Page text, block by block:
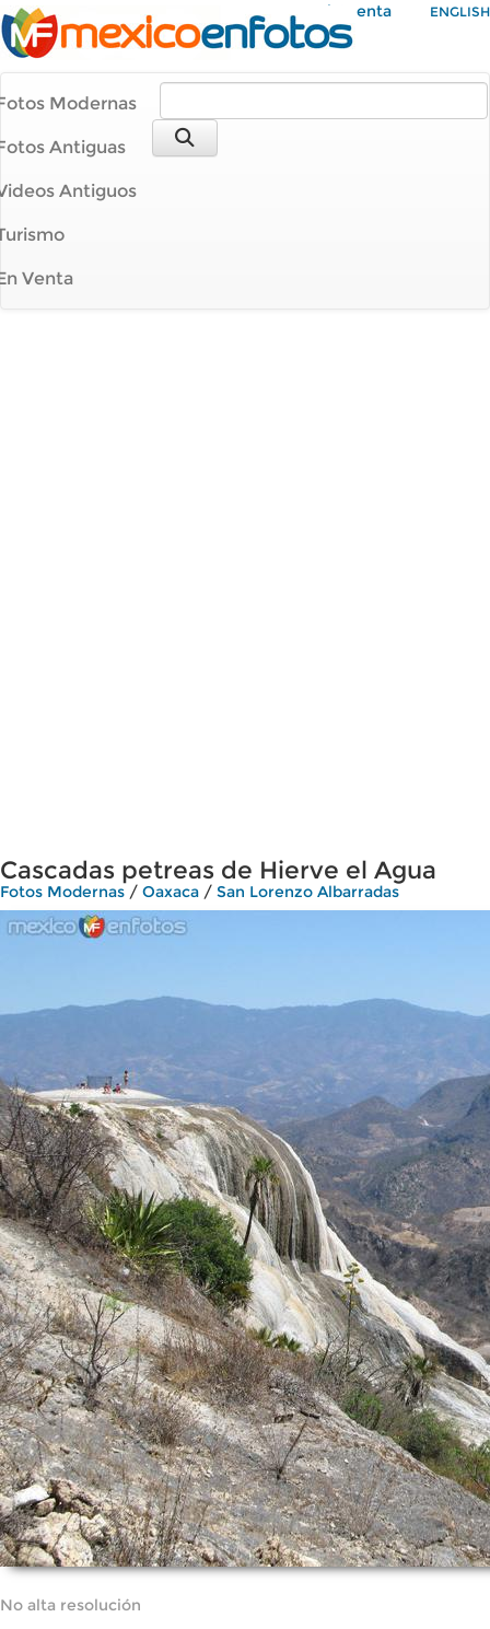
Mi Cuenta ENGLISH
Modernas
Antiguas
Antiguos
Venta
Cascadas petreas de Hierve el Agua
Fotos Modernas / Oaxaca / San Lorenzo Albarradas
No alta resolución